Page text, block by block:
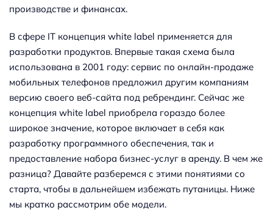
производстве и финансах.
В сфере IT концепция white label применяется для
разработки продуктов. Впервые такая схема была
использована в 2001 году: сервис по онлайн-продаже
мобильных телефонов предложил другим компаниям
версию своего веб-сайта под ребрендинг. Сейчас же
концепция white label приобрела гораздо более
широкое значение, которое включает в себя как
разработку программного обеспечения, так и
предоставление набора бизнес-услуг в аренду. В чем же
разница? Давайте разберемся с этими понятиями со
старта, чтобы в дальнейшем избежать путаницы. Ниже
мы кратко рассмотрим обе модели.